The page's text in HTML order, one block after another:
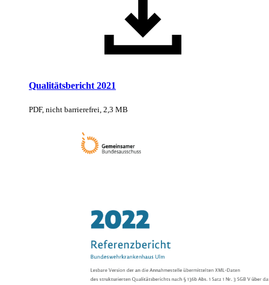
Qualitätsbericht 2021
PDF, nicht barrierefrei, 2,3 MB